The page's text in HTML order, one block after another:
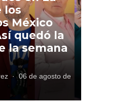
los
México
quedó la
la semana
·
06 de agosto de